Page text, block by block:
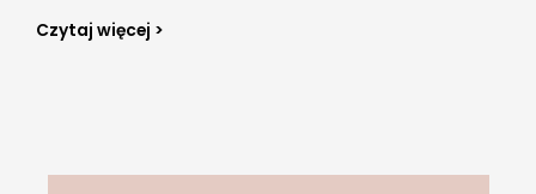
Czytaj więcej >